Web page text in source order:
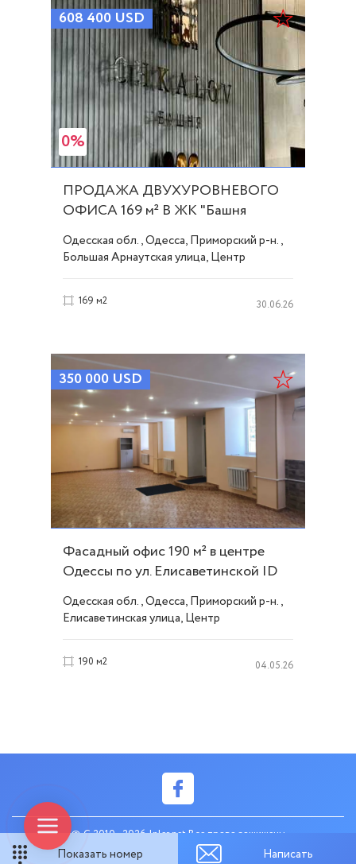
608 400 USD
0%
ПРОДАЖА ДВУХУРОВНЕВОГО
ОФИСА 169 м² В ЖК "Башня
CHKALOV " ID 54325
Одесская обл., Одесса, Приморский р-н.,
Большая Арнаутская улица, Центр
169 м2 30.06.26
350 000 USD
Фасадный офис 190 м² в центре
Одессы по ул. Елисаветинской ID
28994
Одесская обл., Одесса, Приморский р-н.,
Елисаветинская улица, Центр
190 м2 04.05.26
Показать номер Написать
© C 2010 - 2026 Inler.net Все права защищены
created by web-systems.solutions